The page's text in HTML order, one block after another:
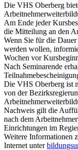
Die VHS Oberberg
Am Ende jeder
die Mitteilung an den
Wenn Sie für die
werden wollen,
Wochen vor
Nach Seminarende
Die VHS Oberberg ist
von der
Nachweis gilt die
nach dem
Einrichtungen im
Weitere Informationen
Internet unter